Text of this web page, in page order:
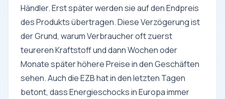
Händler. Erst später werden sie auf den Endpreis
des Produkts übertragen. Diese Verzögerung ist
der Grund, warum Verbraucher oft zuerst
teureren Kraftstoff und dann Wochen oder
Monate später höhere Preise in den Geschäften
sehen. Auch die EZB hat in den letzten Tagen
betont, dass Energieschocks in Europa immer